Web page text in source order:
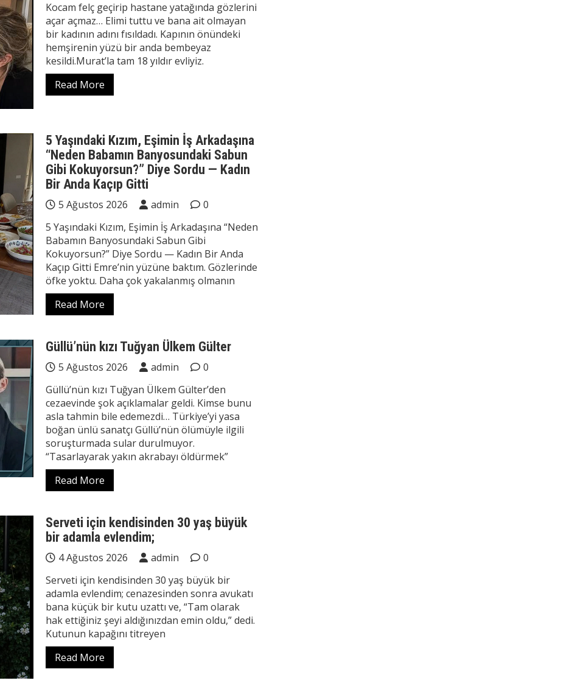
Kocam felç geçirip hastane yatağında gözlerini
açar açmaz… Elimi tuttu ve bana ait olmayan
bir kadının adını fısıldadı. Kapının önündeki
hemşirenin yüzü bir anda bembeyaz
kesildi.Murat’la tam 18 yıldır evliyiz.
Read More
5 Yaşındaki Kızım, Eşimin İş Arkadaşına
“Neden Babamın Banyosundaki Sabun
Gibi Kokuyorsun?” Diye Sordu — Kadın
Bir Anda Kaçıp Gitti
5 Ağustos 2026 admin
0
5 Yaşındaki Kızım, Eşimin İş Arkadaşına “Neden
Babamın Banyosundaki Sabun Gibi
Kokuyorsun?” Diye Sordu — Kadın Bir Anda
Kaçıp Gitti Emre’nin yüzüne baktım. Gözlerinde
öfke yoktu. Daha çok yakalanmış olmanın
Read More
Güllü’nün kızı Tuğyan Ülkem Gülter
5 Ağustos 2026 admin
0
Güllü’nün kızı Tuğyan Ülkem Gülter’den
cezaevinde şok açıklamalar geldi. Kimse bunu
asla tahmin bile edemezdi… Türkiye’yi yasa
boğan ünlü sanatçı Güllü’nün ölümüyle ilgili
soruşturmada sular durulmuyor.
“Tasarlayarak yakın akrabayı öldürmek”
Read More
Serveti için kendisinden 30 yaş büyük
bir adamla evlendim;
4 Ağustos 2026 admin
0
Serveti için kendisinden 30 yaş büyük bir
adamla evlendim; cenazesinden sonra avukatı
bana küçük bir kutu uzattı ve, “Tam olarak
hak ettiğiniz şeyi aldığınızdan emin oldu,” dedi.
Kutunun kapağını titreyen
Read More